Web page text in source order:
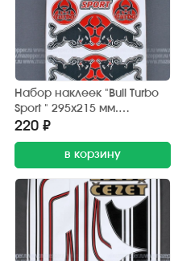
Набор наклеек "Bull Turbo
Sport " 295х215 мм.
(красно-черный) 15 шт.
220 ₽
в корзину